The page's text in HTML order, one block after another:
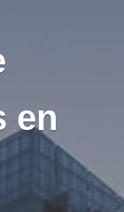
en